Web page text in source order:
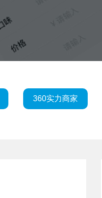
360实力商家